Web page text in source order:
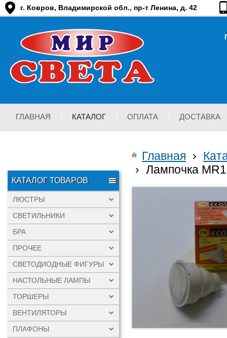
г. Ковров, Владимирской обл., пр-т Ленина, д. 42
ГЛАВНАЯ КАТАЛОГ ОПЛАТА ДОСТАВКА
КАТАЛОГ ТОВАРОВ
ЛЮСТРЫ
СВЕТИЛЬНИКИ
БРА
ПРОЧЕЕ
СВЕТОДИОДНЫЕ ФИГУРЫ
НАСТОЛЬНЫЕ ЛАМПЫ
ТОРШЕРЫ
ВЕНТИЛЯТОРЫ
ПЛАФОНЫ
Главная ›
› Лампочка